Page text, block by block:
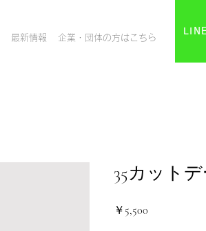
最新情報 企業・団体の方はこちら
35カットデ
￥5,500